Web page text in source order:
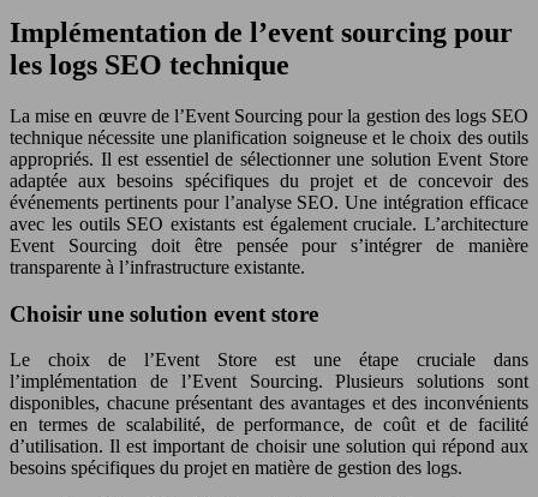
Implémentation de l’event sourcing pour
les logs SEO technique
La mise en œuvre de l’Event Sourcing pour la gestion des logs SEO
technique nécessite une planification soigneuse et le choix des outils
appropriés. Il est essentiel de sélectionner une solution Event Store
adaptée aux besoins spécifiques du projet et de concevoir des
événements pertinents pour l’analyse SEO. Une intégration efficace
avec les outils SEO existants est également cruciale. L’architecture
Event Sourcing doit être pensée pour s’intégrer de manière
transparente à l’infrastructure existante.
Choisir une solution event store
Le choix de l’Event Store est une étape cruciale dans
l’implémentation de l’Event Sourcing. Plusieurs solutions sont
disponibles, chacune présentant des avantages et des inconvénients
en termes de scalabilité, de performance, de coût et de facilité
d’utilisation. Il est important de choisir une solution qui répond aux
besoins spécifiques du projet en matière de gestion des logs.